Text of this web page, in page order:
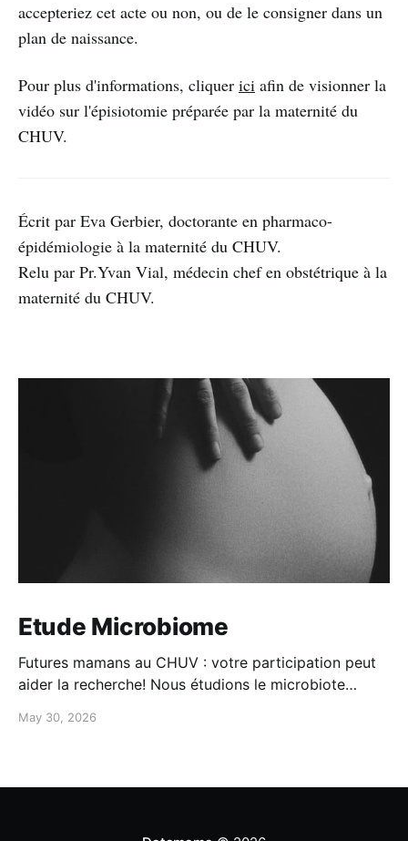
accepteriez cet acte ou non, ou de le consigner dans un
plan de naissance.
Pour plus d'informations, cliquer ici afin de visionner la
vidéo sur l'épisiotomie préparée par la maternité du
CHUV.
Écrit par Eva Gerbier, doctorante en pharmaco-
épidémiologie à la maternité du CHUV.
Relu par Pr.Yvan Vial, médecin chef en obstétrique à la
maternité du CHUV.
Etude Microbiome
Futures mamans au CHUV : votre participation peut
aider la recherche! Nous étudions le microbiote
questionnaires + prélèvements -100CHF de
May 30, 2026